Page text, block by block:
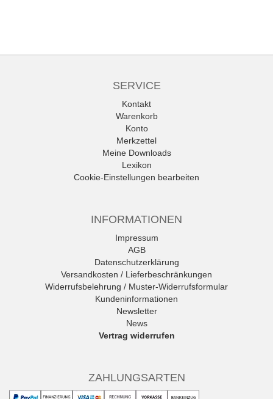
SERVICE
Kontakt
Warenkorb
Konto
Merkzettel
Meine Downloads
Lexikon
Cookie-Einstellungen bearbeiten
INFORMATIONEN
Impressum
AGB
Datenschutzerklärung
Versandkosten / Lieferbeschränkungen
Widerrufsbelehrung / Muster-Widerrufsformular
Kundeninformationen
Newsletter
News
Vertrag widerrufen
ZAHLUNGSARTEN